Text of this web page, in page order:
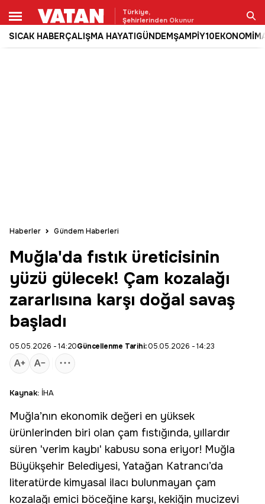
Türkiye,
Şehirlerinden Okunur
SICAK HABERÇALIŞMA HAYATIGÜNDEMŞAMPİY10EKONOMİ
Ara
Haberler Gündem Haberleri
Muğla'da fıstık üreticisinin
yüzü gülecek! Çam kozalağı
zararlısına karşı doğal savaş
başladı
05.05.2026 - 14:20Güncellenme Tarihi:05.05.2026 - 14:23
Kaynak: İHA
Muğla’nın ekonomik değeri en yüksek
ürünlerinden biri olan çam fıstığında, yıllardır
süren 'verim kaybı' kabusu sona eriyor! Muğla
Büyükşehir Belediyesi,Yatağan Katrancı’da
literatürde kimyasal ilacı bulunmayan çam
kozalağı emici böceğine karşı, kekiğin mucizevi